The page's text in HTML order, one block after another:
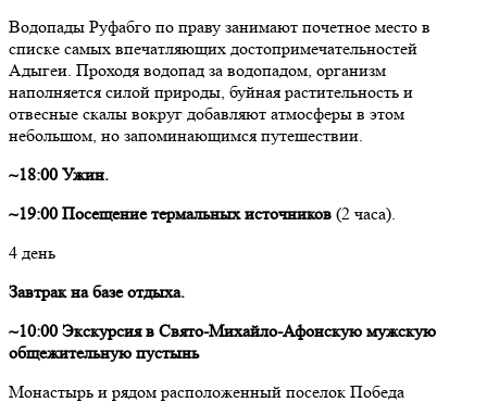
Водопады Руфабго по праву занимают почетное место в
списке самых впечатляющих достопримечательностей
Адыгеи. Проходя водопад за водопадом, организм
наполняется силой природы, буйная растительность и
отвесные скалы вокруг добавляют атмосферы в этом
небольшом, но запоминающимся путешествии.
~18:00 Ужин.
~19:00 Посещение термальных источников (2 часа).
4 день
Завтрак на базе отдыха.
~10:00 Экскурсия в Свято-Михайло-Афонскую мужскую
общежительную пустынь
Монастырь и рядом расположенный поселок Победа